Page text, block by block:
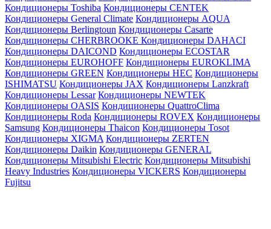
Кондиционеры Toshiba Кондиционеры CENTEK
Кондиционеры General Climate Кондиционеры AQUA
Кондиционеры Berlingtoun Кондиционеры Casarte
Кондиционеры CHERBROOKE Кондиционеры DAHACI
Кондиционеры DAICOND Кондиционеры ECOSTAR
Кондиционеры EUROHOFF Кондиционеры EUROKLIMA
Кондиционеры GREEN Кондиционеры HEC Кондиционеры
ISHIMATSU Кондиционеры JAX Кондиционеры Lanzkraft
Кондиционеры Lessar Кондиционеры NEWTEK
Кондиционеры OASIS Кондиционеры QuattroClima
Кондиционеры Roda Кондиционеры ROVEX Кондиционеры
Samsung Кондиционеры Thaicon Кондиционеры Tosot
Кондиционеры XIGMA Кондиционеры ZERTEN
Кондиционеры Daikin Кондиционеры GENERAL
Кондиционеры Mitsubishi Electric Кондиционеры Mitsubishi
Heavy Industries Кондиционеры VICKERS Кондиционеры
Fujitsu